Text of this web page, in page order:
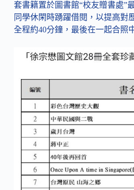
套書籍置於圖書館“校友贈書處”
同學休閑時踴躍借閱，以提高對
全程約40分鐘，最後在一起合照